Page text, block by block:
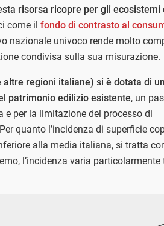
risorsa ricopre per gli ecosistemi
come il fondo di contrasto al
nazionale univoco rende molto
condivisa sulla sua misurazione.
altre regioni italiane) si è dotata di
patrimonio edilizio esistente, un
per la limitazione del processo di
quanto l’incidenza di superficie
alla media italiana, si tratta
l’incidenza varia